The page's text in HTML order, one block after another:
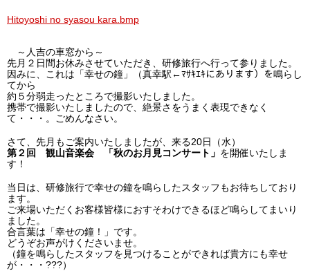
Hitoyoshi no syasou kara.bmp
～人吉の車窓から～
先月２日間お休みさせていただき、研修旅行へ行って参りました。
因みに、これは「幸せの鐘」（真幸駅←ﾏｻｷｴｷにあります）を鳴らし
てから
約５分弱走ったところで撮影いたしました。
携帯で撮影いたしましたので、絶景さをうまく表現できなく
て・・・。ごめんなさい。
さて、先月もご案内いたしましたが、来る20日（水）
第２回 観山音楽会 「秋のお月見コンサート」 を開催いたしま
す！
当日は、研修旅行で幸せの鐘を鳴らしたスタッフもお待ちしており
ます。
ご来場いただくお客様皆様におすそわけできるほど鳴らしてまいり
ました。
合言葉は「幸せの鐘！」です。
どうぞお声がけくださいませ。
（鐘を鳴らしたスタッフを見つけることができれば貴方にも幸せ
が・・・???）